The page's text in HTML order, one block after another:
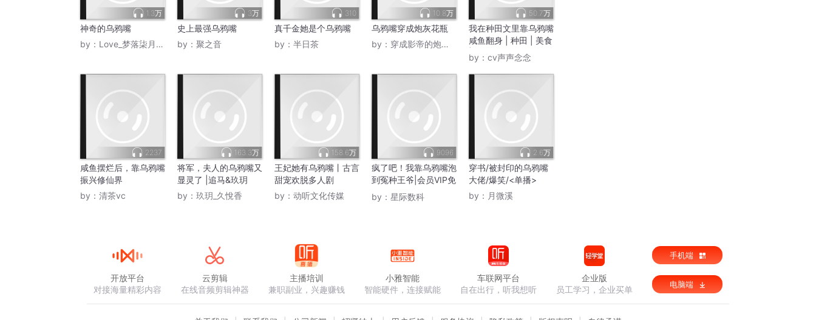
1.3万
神奇的乌鸦嘴
by： Love_梦落柒月丶依
3万
史上最强乌鸦嘴
by： 聚之音
310
真千金她是个乌鸦嘴
by： 半日茶
10.8万
乌鸦嘴穿成炮灰花瓶
by： 穿成影帝的炮灰前夫
50.7万
我在种田文里靠乌鸦嘴
咸鱼翻身 | 种田 | 美食
| 乌鸦嘴
by： cv声声念念
2237
咸鱼摆烂后，靠乌鸦嘴
振兴修仙界
by： 清茶vc
163.3万
将军，夫人的乌鸦嘴又
显灵了 |追马&玖玥
by： 玖玥_久悅香
158.6万
王妃她有乌鸦嘴丨古言
甜宠欢脱多人剧
by： 动听文化传媒
9096
疯了吧！我靠乌鸦嘴泡
到冤种王爷|会员VIP免
费
by： 星际数科
2.6万
穿书/被封印的乌鸦嘴
大佬/爆笑/<单播>
by： 月微溪
开放平台
对接海量精彩内容
云剪辑
在线音频剪辑神器
主播培训
兼职副业，兴趣赚钱
小雅智能
智能硬件，连接赋能
车联网平台
自在出行，听我想听
企业版
员工学习，企业买单
手机端
电脑端